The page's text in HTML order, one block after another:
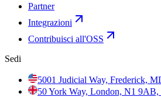
Partner
Integrazioni
Contribuisci all'OSS
Sedi
5001 Judicial Way, Frederick,
50 York Way, London, N1 9AB,